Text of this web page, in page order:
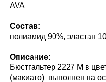
AVA
Состав:
полиамид 90%, эластан
Описание:
Бюстгальтер 2227 M в
(макиато) выполнен на